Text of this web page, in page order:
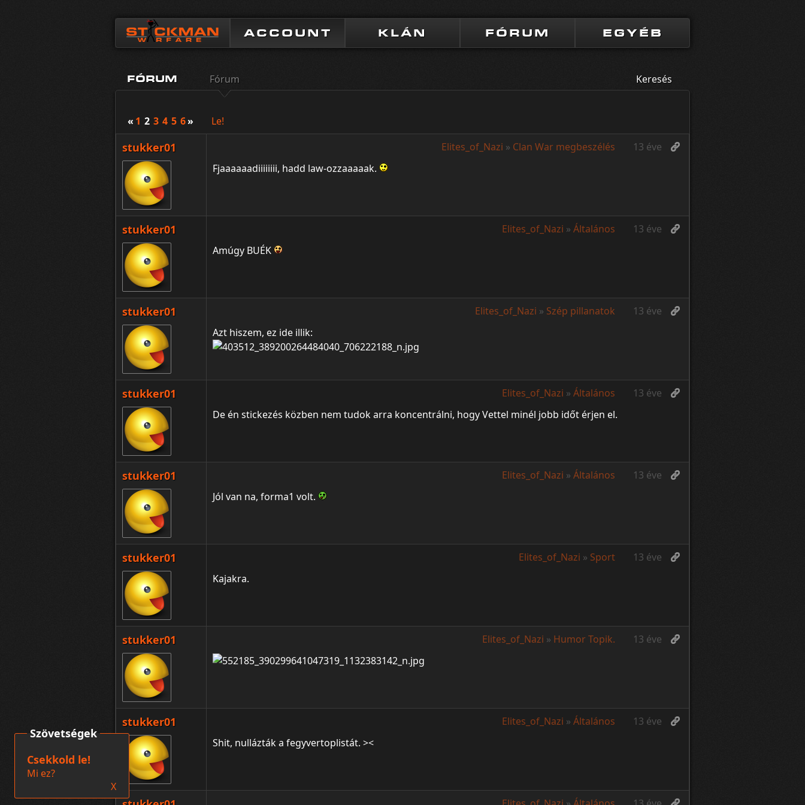
ACCOUNT KLÁN FÓRUM EGYÉB
FÓRUM Fórum Keresés
« 1 2 3 4 5 6» Le!
stukker01 Elites_of_Nazi » Clan War megbeszélés
13 éve
Fjaaaaaadiiiiiiii, hadd law-ozzaaaaak.
stukker01 Elites_of_Nazi » Általános
13 éve
Amúgy BUÉK
stukker01 Elites_of_Nazi » Szép pillanatok
13 éve
Azt hiszem, ez ide illik:
stukker01 Elites_of_Nazi » Általános
13 éve
De én stickezés közben nem tudok arra koncentrálni, hogy Vettel minél jobb időt érjen el.
stukker01 Elites_of_Nazi » Általános
13 éve
Jól van na, forma1 volt.
stukker01 Elites_of_Nazi » Sport
13 éve
Kajakra.
stukker01 Elites_of_Nazi » Humor Topik. 13 éve
stukker01 Elites_of_Nazi » Általános
13 éve
Shit, nullázták a fegyvertoplistát. ><
Szövetségek
Csekkold le!
Mi ez?
X